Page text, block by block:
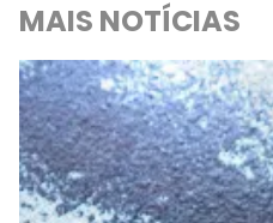
MAIS NOTÍCIAS